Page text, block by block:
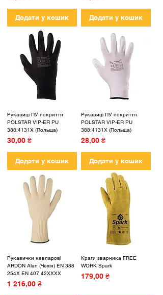
Додати у кошик Додати у кошик
Рукавиці ПУ покриття
POLSTAR VIP-ER PU
388:4131X (Польща)
Ціна
30,00 ₴
Додати у кошик
Рукавиці ПУ покриття
POLSTAR VIP-ER PU
388:4131X (Польща)
Ціна
28,00 ₴
Додати у кошик
Рукавички кевларові
ARDON Alan (Чехія) EN 388
254X EN 407 42XXXX
Ціна
1 216,00 ₴
Краги зварника FREE
WORK Spark
Ціна
179,00 ₴